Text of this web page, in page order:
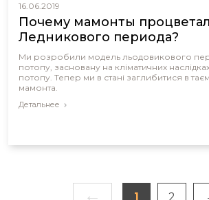
16.06.2019
Почему мамонты
Ледникового периода?
Ми розробили модель льодовикового
потопу, засновану на кліматичних
потопу. Тепер ми в стані заглибитися в
мамонта.
Детальнее
← 1 2